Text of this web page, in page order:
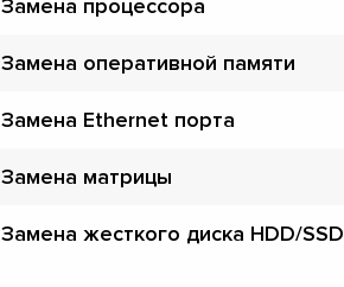
Замена процессора
Замена оперативной памяти
Замена Ethernet порта
Замена матрицы
Замена жесткого диска HDD/SSD